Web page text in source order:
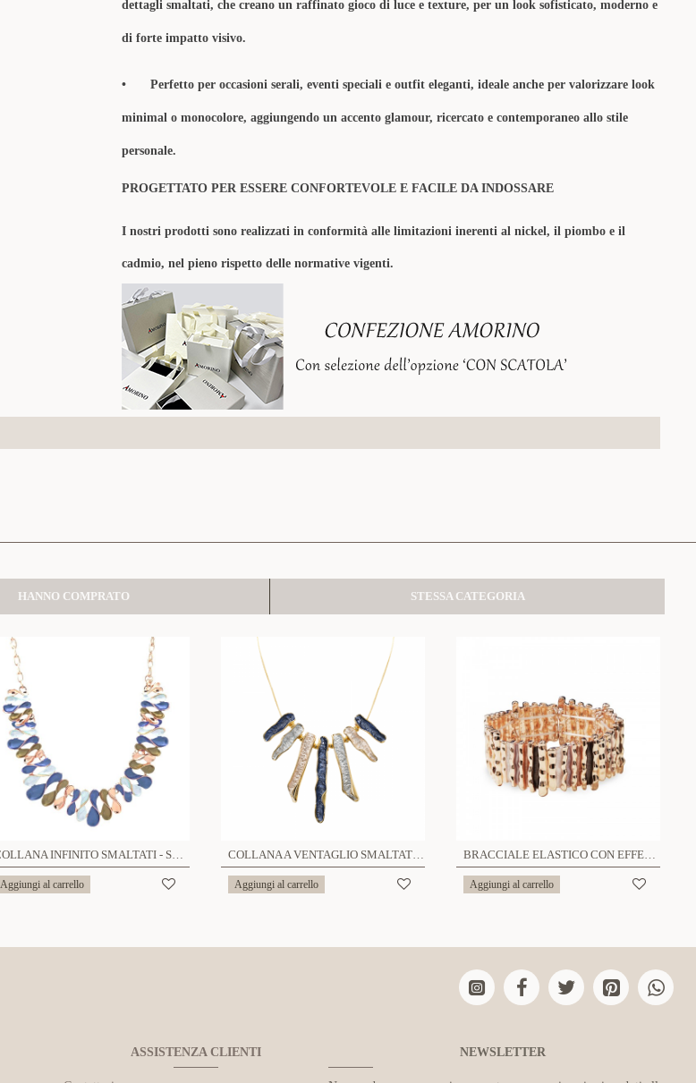
dettagli smaltati, che creano un raffinato gioco di luce e texture, per un look sofisticato, moderno e
di forte impatto visivo.
• Perfetto per occasioni serali, eventi speciali e outfit eleganti, ideale anche per valorizzare look
minimal o monocolore, aggiungendo un accento glamour, ricercato e contemporaneo allo stile
personale.
PROGETTATO PER ESSERE CONFORTEVOLE E FACILE DA INDOSSARE
I nostri prodotti sono realizzati in conformità alle limitazioni inerenti al nickel, il piombo e il
cadmio, nel pieno rispetto delle normative vigenti.
HANNO COMPRATO STESSA CATEGORIA
COLLANA INFINITO SMALTATI - SW2396F92
Aggiungi al carrello
COLLANA A VENTAGLIO SMALTATO - SW24624A774
Aggiungi al carrello
BRACCIALE ELASTICO CON EFFETTO CORTECCIA SMALTATA - SW2588C467
Aggiungi al carrello
ASSISTENZA CLIENTI NEWSLETTER